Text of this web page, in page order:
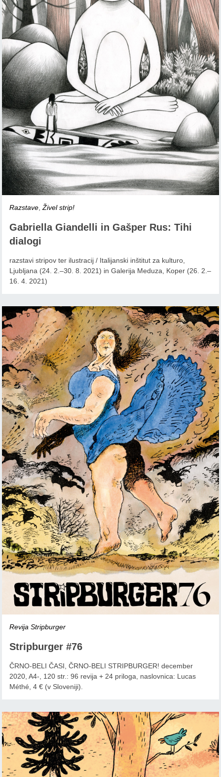
Razstave ,Živel strip!
Gabriella Giandelli in Gašper Rus: Tihi
dialogi
razstavi stripov ter ilustracij / Italijanski inštitut za kulturo,
Ljubljana (24. 2.–30. 8. 2021) in Galerija Meduza, Koper (26. 2.–
16. 4. 2021)
Revija Stripburger
Stripburger #76
ČRNO-BELI ČASI, ČRNO-BELI STRIPBURGER! december
2020, A4-, 120 str.: 96 revija + 24 priloga, naslovnica: Lucas
Méthé, 4 € (v Sloveniji).